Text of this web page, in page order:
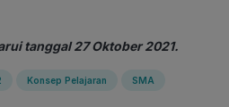
tanggal 27 Oktober 2021.
Konsep Pelajaran SMA